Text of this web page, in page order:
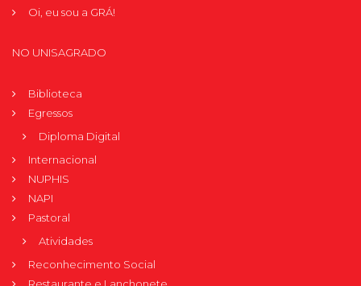
Oi, eu sou a GRÁ!
NO UNISAGRADO
Biblioteca
Egressos
Diploma Digital
Internacional
NUPHIS
NAPI
Pastoral
Atividades
Reconhecimento Social
Restaurante e Lanchonete